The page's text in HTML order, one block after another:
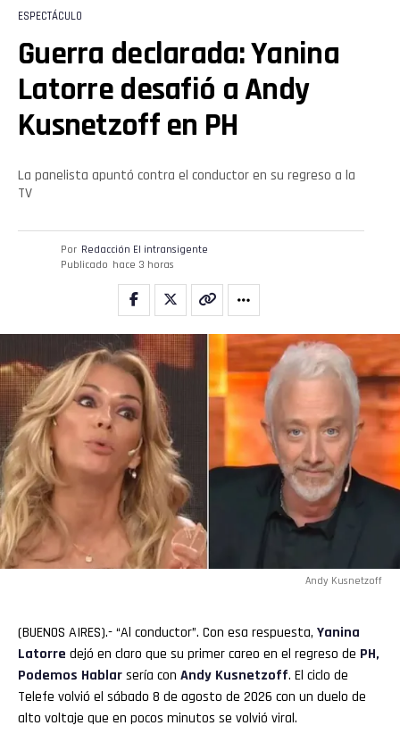
ESPECTÁCULO
Guerra declarada: Yanina
Latorre desafió a Andy
Kusnetzoff en PH
La panelista apuntó contra el conductor en su regreso a la
TV
Por Redacción El intransigente
Publicado hace 3 horas
Andy Kusnetzoff
(BUENOS AIRES).- “Al conductor”. Con esa respuesta, Yanina
Latorre dejó en claro que su primer careo en el regreso de PH,
Podemos Hablarsería con Andy Kusnetzoff. El ciclo de
Telefe volvió el sábado 8 de agosto de 2026 con un duelo de
alto voltaje que en pocos minutos se volvió viral.